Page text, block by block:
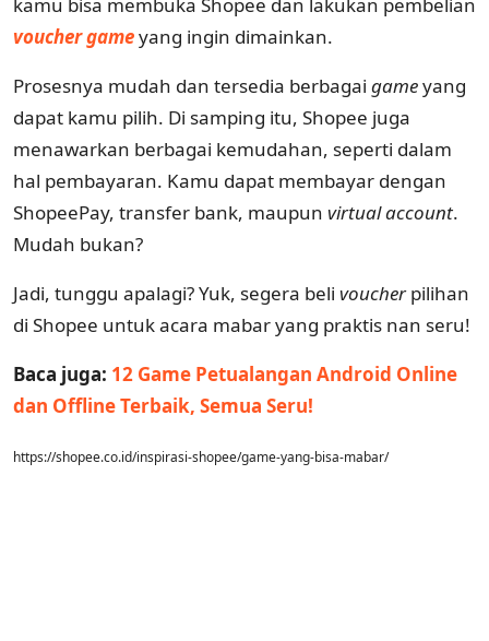
voucher gameyang ingin dimainkan.
Prosesnya mudah dan tersedia berbagai gameyang
dapat kamu pilih. Di samping itu, Shopee juga
menawarkan berbagai kemudahan, seperti dalam
hal pembayaran. Kamu dapat membayar dengan
ShopeePay, transfer bank, maupun virtual account.
Mudah bukan?
Jadi, tunggu apalagi? Yuk, segera beli voucherpilihan
di Shopee untuk acara mabar yang praktis nan seru!
Baca juga: 12 Game Petualangan Android Online
dan Offline Terbaik, Semua Seru!
https://shopee.co.id/inspirasi-shopee/game-yang-bisa-mabar/